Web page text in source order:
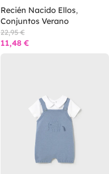
Recién Nacido Ellos,
Conjuntos Verano
22,95€
11,48 €